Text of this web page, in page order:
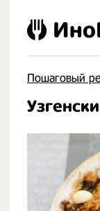
Пошаговый